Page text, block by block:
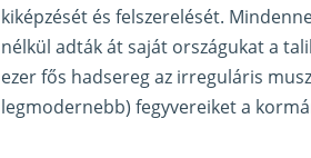
kiképzését és felszerelését.
nélkül adták át saját országukat a
ezer fős hadsereg az irreguláris
legmodernebb) fegyvereiket a